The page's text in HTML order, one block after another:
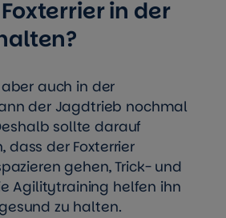
in der
auch in der
der Jagdtrieb nochmal
sollte darauf
der Foxterrier
gehen, Trick- und
Agilitytraining helfen ihn
zu halten.